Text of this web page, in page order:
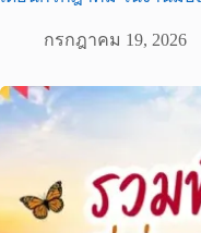
กรกฎาคม 19, 2026